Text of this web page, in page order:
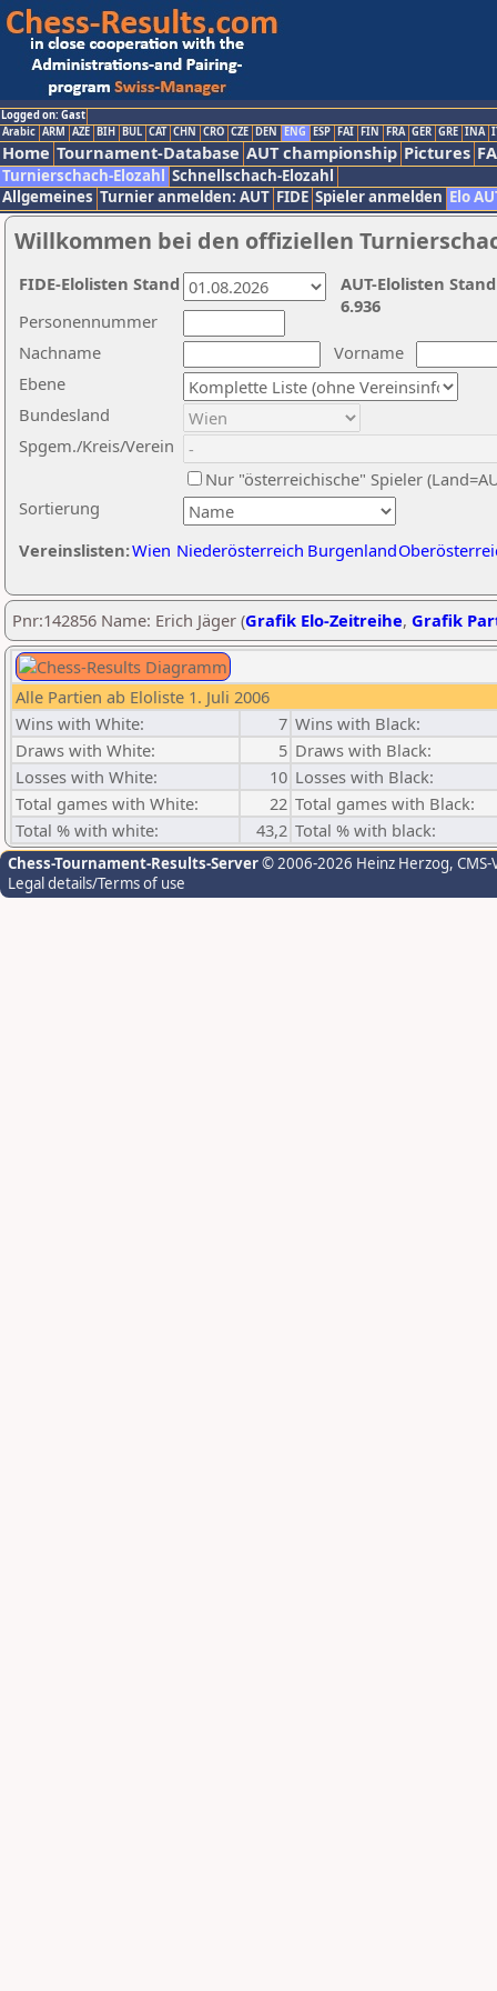
Logged on: Gast
Arabic ARM AZE BIH BUL CAT CHN CRO CZE DEN ENG ESP FAI FIN FRA GER GRE INA
Home Tournament-Database AUT championship Pictures
Turnierschach-Elozahl Schnellschach-Elozahl
Allgemeines Turnier anmelden: AUT FIDE Spieler anmelden Elo
Willkommen bei den offiziellen
Nachname
Vorname
Ebene
Sortierung
Personennummer
Bundesland
Spgem./Kreis/Verein
Nur "österreichische" Spieler
Vereinslisten:Wien Niederösterreich Burgenland
AUT-Elolisten
6.936
FIDE-Elolisten Stand
Pnr:142856 Name: Erich Jäger (Grafik Elo-Zeitreihe, Grafik
Alle Partien ab Eloliste 1. Juli 2006
Wins with White:
7 Wins with Black:
Draws with White:
5 Draws with Black:
Losses with White:
10 Losses with Black:
Total games with White:
22 Total games with Black:
Total % with white:
43,2 Total % with black:
Chess-Tournament-Results-Server© 2006-2026 Heinz Herzog,
Legal details/Terms of use